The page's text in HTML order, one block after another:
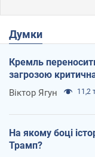
Думки
Кремль
загрозою
Віктор Ягун 11,2
На якому боці
Трамп?